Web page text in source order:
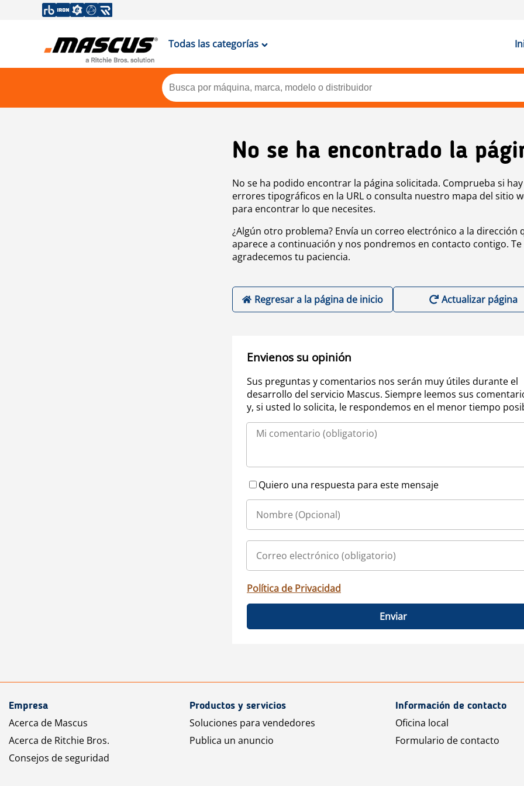
Todas las categorías
No se ha encontrado la
No se ha podido encontrar la página solicitada. Comprueba si hay
errores tipográficos en la URL o consulta nuestro mapa del sitio
para encontrar lo que necesites.
¿Algún otro problema? Envía un correo electrónico a la dirección
aparece a continuación y nos pondremos en contacto contigo. Te
agradecemos tu paciencia.
Regresar a la página de inicio Actualizar página
Envienos su opinión
Sus preguntas y comentarios nos serán muy útiles durante el
desarrollo del servicio Mascus. Siempre leemos sus
y, si usted lo solicita, le respondemos en el menor tiempo
Quiero una respuesta para este mensaje
Política de Privacidad
Enviar
Empresa
Acerca de Mascus
Acerca de Ritchie Bros.
Consejos de seguridad
Productos y servicios
Soluciones para vendedores
Publica un anuncio
Información de contacto
Oficina local
Formulario de contacto